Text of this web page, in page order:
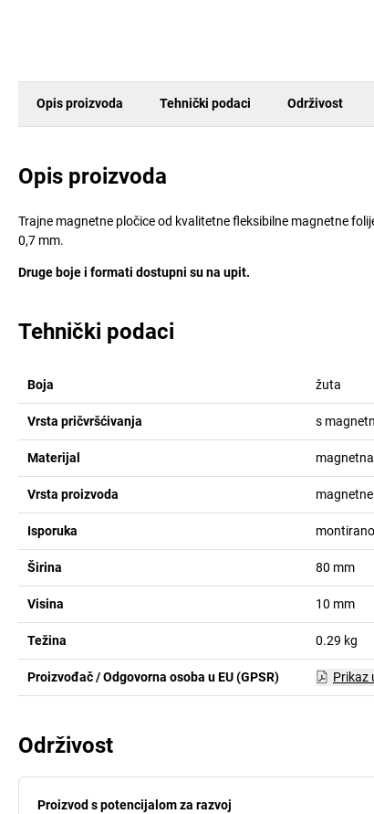
Opis proizvoda Tehnički podaci Održivost
Opis proizvoda
Trajne magnetne pločice od kvalitetne fleksibilne magnetne
0,7 mm.
Druge boje i formati dostupni su na upit.
Tehnički podaci
Boja žuta
Vrsta pričvršćivanja s
Materijal
Vrsta proizvoda
Isporuka montirano
Širina 80 mm
Visina 10 mm
Težina 0.29 kg
Proizvođač / Odgovorna osoba u EU (GPSR) Prikaz
Održivost
Proizvod s potencijalom za razvoj